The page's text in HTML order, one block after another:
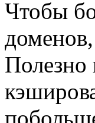
Чтобы
Полезно